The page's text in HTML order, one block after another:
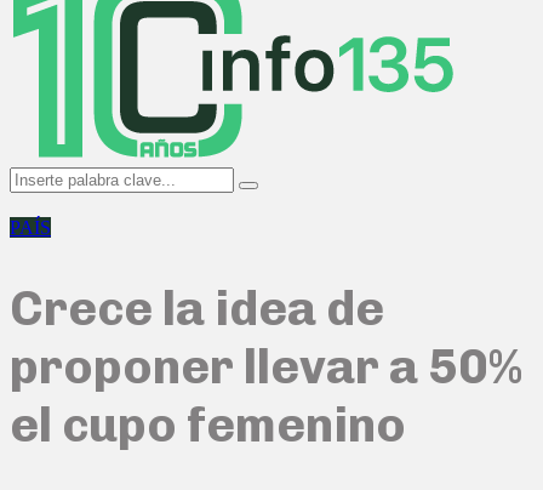
Search
for:
Search
PAÍS
Crece la idea de
proponer llevar a 50%
el cupo femenino